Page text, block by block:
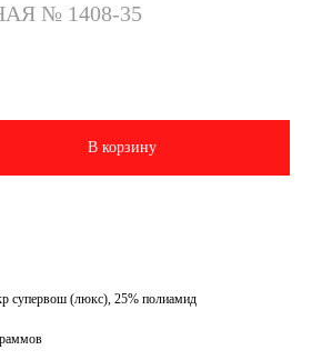
№ 1408-35
В корзину
супервош (люкс), 25% полиамид